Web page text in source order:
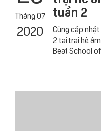
Tháng 07
2020
tuần 2
Cùng cập
2 tại trại hè
Beat School